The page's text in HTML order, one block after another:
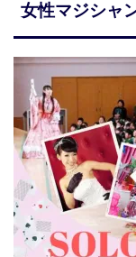
女性マジシャ